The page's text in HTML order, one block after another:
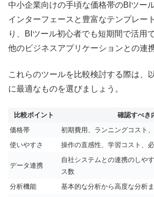
中小企業向けの手頃な価格帯のBIツー
インターフェースと豊富なテンプレー
り、BIツール初心者でも短期間で活用
他のビジネスアプリケーションとの連
これらのツールを比較検討する際は、
に最適なものを選びましょう。
比較ポイント
確認すべき
価格帯
初期費用、ランニングコスト
使いやすさ
操作の直感性、学習コスト、
データ連携
自社システムとの連携のしや
ス数
分析機能
基本的な分析から高度な分析